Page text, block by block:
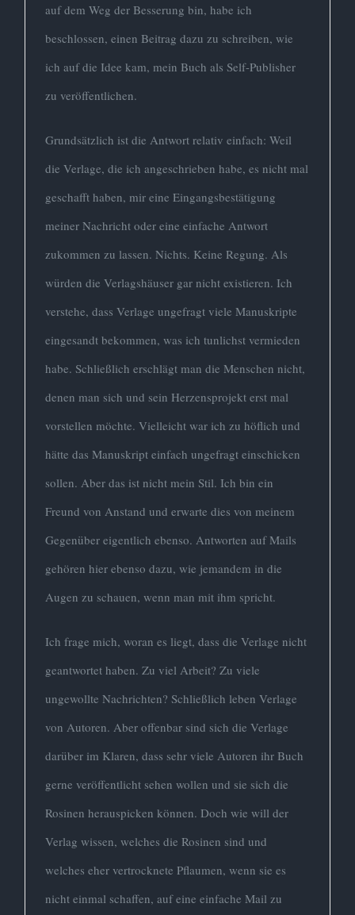
auf dem Weg der Besserung bin, habe ich
beschlossen, einen Beitrag dazu zu schreiben, wie
ich auf die Idee kam, mein Buch als Self-Publisher
zu veröffentlichen.
Grundsätzlich ist die Antwort relativ einfach: Weil
die Verlage, die ich angeschrieben habe, es nicht mal
geschafft haben, mir eine Eingangsbestätigung
meiner Nachricht oder eine einfache Antwort
zukommen zu lassen. Nichts. Keine Regung. Als
würden die Verlagshäuser gar nicht existieren. Ich
verstehe, dass Verlage ungefragt viele Manuskripte
eingesandt bekommen, was ich tunlichst vermieden
habe. Schließlich erschlägt man die Menschen nicht,
denen man sich und sein Herzensprojekt erst mal
vorstellen möchte. Vielleicht war ich zu höflich und
hätte das Manuskript einfach ungefragt einschicken
sollen. Aber das ist nicht mein Stil. Ich bin ein
Freund von Anstand und erwarte dies von meinem
Gegenüber eigentlich ebenso. Antworten auf Mails
gehören hier ebenso dazu, wie jemandem in die
Augen zu schauen, wenn man mit ihm spricht.
Ich frage mich, woran es liegt, dass die Verlage nicht
geantwortet haben. Zu viel Arbeit? Zu viele
ungewollte Nachrichten? Schließlich leben Verlage
von Autoren. Aber offenbar sind sich die Verlage
darüber im Klaren, dass sehr viele Autoren ihr Buch
gerne veröffentlicht sehen wollen und sie sich die
Rosinen herauspicken können. Doch wie will der
Verlag wissen, welches die Rosinen sind und
welches eher vertrocknete Pflaumen, wenn sie es
nicht einmal schaffen, auf eine einfache Mail zu